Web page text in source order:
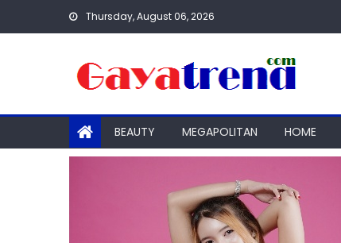
Thursday, August 06, 2026
BEAUTY MEGAPOLITAN HOME